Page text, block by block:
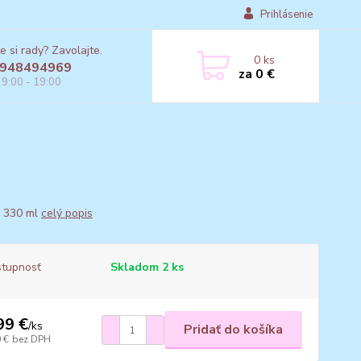
Prihlásenie
si rady? Zavolajte.
- 19:00
0ks
za 0 €
330 ml celý popis
Skladom 2 ks
€/ks
€ bez DPH
Pridať do košíka